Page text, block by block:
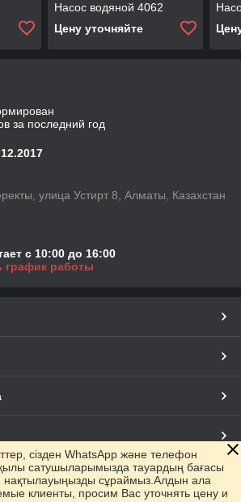
Насос водяной 4062
Цену уточняйте
за последний год
улица Устирт 8, Алматы, Казахстан
с 10:00 до 16:00
график работы
сізден WhatsApp және телефон
сатушыларымызда тауардың бағасы
нақтылауыңызды сұраймыз.Алдын ала
клиенты, просим Вас уточнять цену и